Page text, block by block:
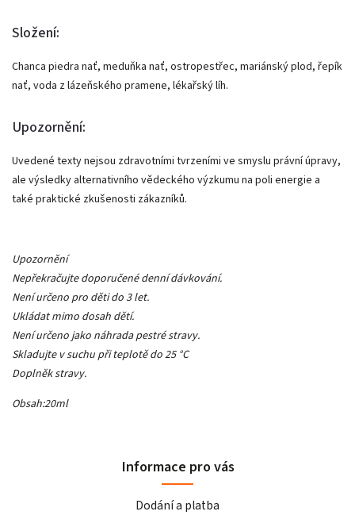
Složení:
Chanca piedra nať, meduňka nať, ostropestřec, mariánský plod, řepík
nať, voda z lázeňského pramene, lékařský líh.
Upozornění:
Uvedené texty nejsou zdravotními tvrzeními ve smyslu právní úpravy,
ale výsledky alternativního vědeckého výzkumu na poli energie a
také praktické zkušenosti zákazníků.
Upozornění
Nepřekračujte doporučené denní dávkování.
Není určeno pro děti do 3 let.
Ukládat mimo dosah dětí.
Není určeno jako náhrada pestré stravy.
Skladujte v suchu při teplotě do 25 °C
Doplněk stravy.
Obsah:20ml
Informace pro vás
Dodání a platba